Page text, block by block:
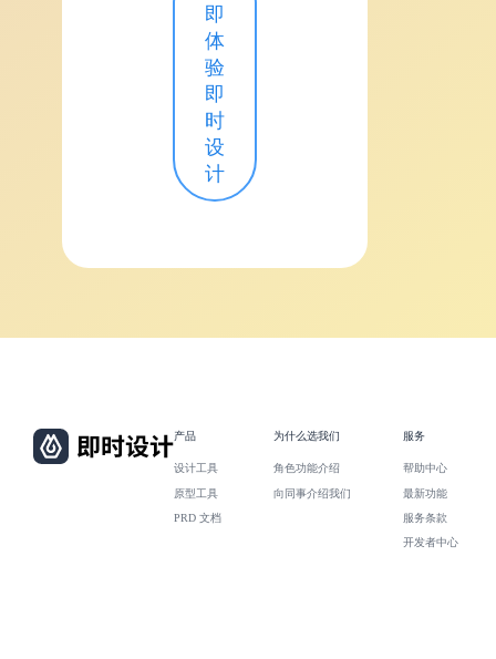
即
体
验
即
时
设
计
产品
设计工具
原型工具
PRD 文档
为什么选我们
角色功能介绍
向同事介绍我们
服务
帮助中心
最新功能
服务条款
开发者中心